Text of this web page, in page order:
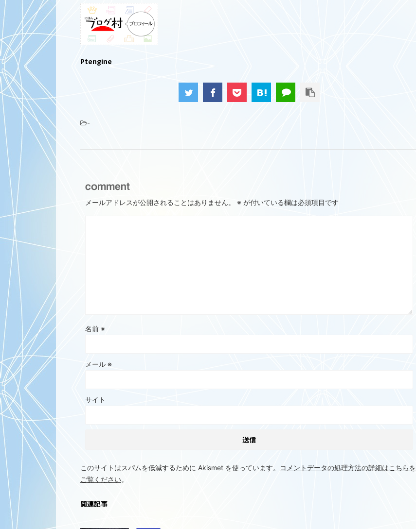
Ptengine
-
comment
メールアドレスが公開されることはありません。 ※ が付いている欄は必須項目です
名前 ※
メール ※
サイト
このサイトはスパムを低減するために Akismet を使っています。
コメントデータの処理方法の詳細はこちらを
ご覧ください。
関連記事